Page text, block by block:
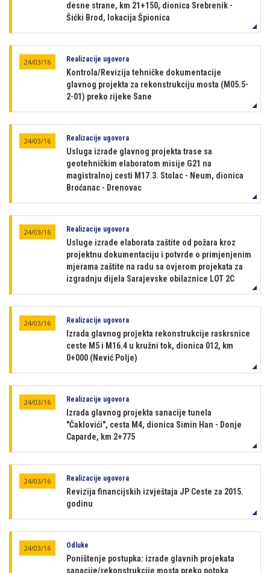
desne strane, km 21+150, dionica Srebrenik -
Šićki Brod, lokacija Špionica
24/03/16 Realizacije ugovora
Kontrola/Revizija tehničke dokumentacije
glavnog projekta za rekonstrukciju mosta (M05.5-
2-01) preko rijeke Sane
24/03/16 Realizacije ugovora
Usluga izrade glavnog projekta trase sa
geotehničkim elaboratom misije G21 na
magistralnoj cesti M17.3. Stolac - Neum, dionica
Broćanac - Drenovac
24/03/16 Realizacije ugovora
Usluge izrade elaborata zaštite od požara kroz
projektnu dokumentaciju i potvrde o primjenjenim
mjerama zaštite na radu sa ovjerom projekata za
izgradnju dijela Sarajevske obilaznice LOT 2C
24/03/16 Realizacije ugovora
Izrada glavnog projekta rekonstrukcije raskrsnice
ceste M5 i M16.4 u kružni tok, dionica 012, km
0+000 (Nević Polje)
24/03/16 Realizacije ugovora
Izrada glavnog projekta sanacije tunela
"Čaklovići", cesta M4, dionica Simin Han - Donje
Caparde, km 2+775
24/03/16 Realizacije ugovora
Revizija financijskih izvještaja JP Ceste za 2015.
godinu
24/03/16 Odluke
Poništenje postupka: izrade glavnih projekata
sanacije/rekonstrukcije mosta preko potoka